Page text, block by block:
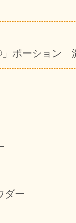
」ポーション
ダー